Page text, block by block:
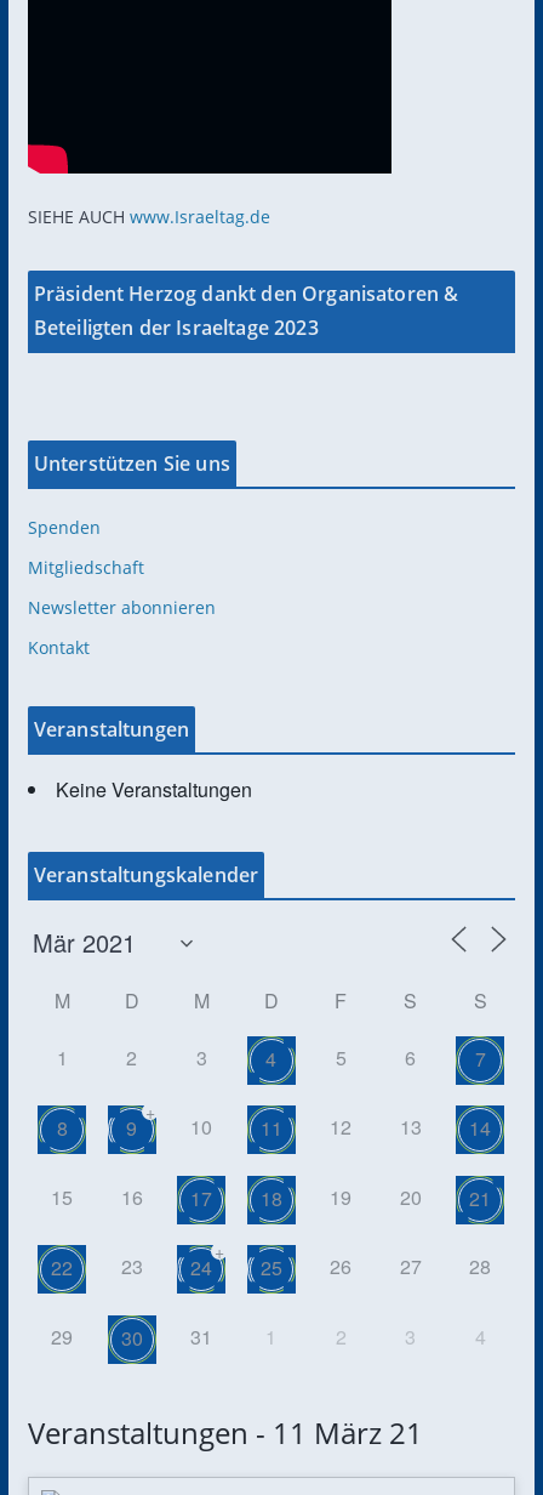
Veranstaltungen - 11 März 21
SIEHE AUCH www.Israeltag.de
Präsident Herzog dankt den Organisatoren &
Beteiligten der Israeltage 2023
Unterstützen Sie uns
Spenden
Mitgliedschaft
Newsletter abonnieren
Kontakt
Veranstaltungen
Keine Veranstaltungen
Veranstaltungskalender
M D M D F S S
1 2 3 4 5 6 7
8 9
+
10 11 12 13 14
15 16 17 18 19 20 21
22 23 24
+
25 26 27 28
29 30 31 1 2 3 4